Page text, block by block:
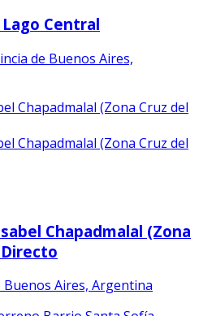
Central
de Buenos Aires,
Chapadmalal (Zona
Buenos Aires, Argentina